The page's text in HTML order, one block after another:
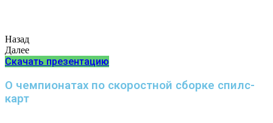
Назад
Далее
Скачать презентацию
О чемпионатах по скоростной сборке спилс-
карт